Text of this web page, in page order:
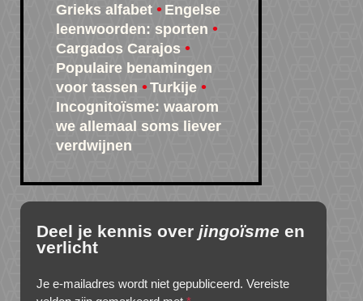
Grieks alfabet
Engelse
leenwoorden: sporten
Cargados Carajos
Populaire benamingen
voor tassen
Turkije
Incognitoïsme: waarom
we allemaal soms liever
verdwijnen
Deel je kennis over jingoïsme en
verlicht
Je e-mailadres wordt niet gepubliceerd. Vereiste